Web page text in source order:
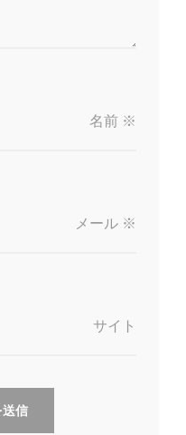
名前 ※
メール ※
サイト